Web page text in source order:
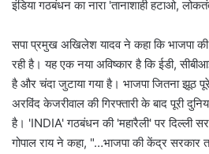
इंडिया गठबंधन का नारा 'तानाशाही हटाओ,
सपा प्रमुख अखिलेश यादव ने कहा कि भाजपा की
रही है। यह एक नया अविष्कार है कि ईडी,
है और चंदा जुटाया गया है। भाजपा जितना झूठ
अरविंद केजरीवाल की गिरफ्तारी के बाद पूरी
है। 'INDIA' गठबंधन की 'महारैली' पर दिल्ली
गोपाल राय ने कहा, "…भाजपा की केंद्र सरकार